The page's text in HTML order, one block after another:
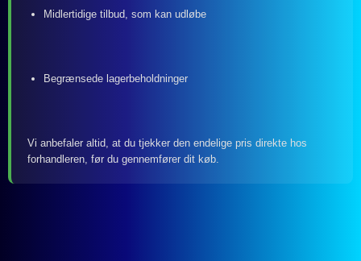
Midlertidige tilbud, som kan udløbe
Begrænsede lagerbeholdninger
Vi anbefaler altid, at du tjekker den endelige pris direkte hos
forhandleren, før du gennemfører dit køb.